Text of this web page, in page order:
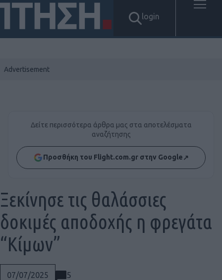
login
Δείτε περισσότερα άρθρα μας στα αποτελέσματα
αναζήτησης
Προσθήκη του Flight.com.gr στην Google↗
07/07/2025 5
Ξεκίνησε τις θαλάσσιες
δοκιμές αποδοχής η φρεγάτα
“Κίμων”